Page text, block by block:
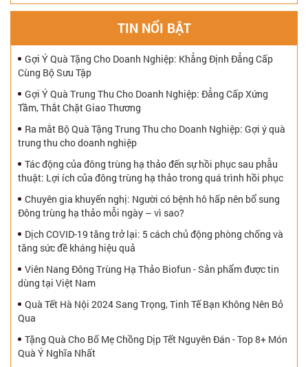
TIN NỔI BẬT
Gợi Ý Quà Tặng Cho Doanh Nghiệp: Khẳng Định Đẳng Cấp
Cùng Bộ Sưu Tập
Gợi Ý Quà Trung Thu Cho Doanh Nghiệp: Đẳng Cấp Xứng
Tầm, Thắt Chặt Giao Thương
Ra mắt Bộ Quà Tặng Trung Thu cho Doanh Nghiệp: Gợi ý quà
trung thu cho doanh nghiệp
Tác động của đông trùng hạ thảo đến sự hồi phục sau phẫu
thuật: Lợi ích của đông trùng hạ thảo trong quá trình hồi phục
Chuyên gia khuyến nghị: Người có bệnh hô hấp nên bổ sung
Đông trùng hạ thảo mỗi ngày – vì sao?
Dịch COVID-19 tăng trở lại: 5 cách chủ động phòng chống và
tăng sức đề kháng hiệu quả
Viên Nang Đông Trùng Hạ Thảo Biofun - Sản phẩm được tin
dùng tại Việt Nam
Quà Tết Hà Nội 2024 Sang Trọng, Tinh Tế Bạn Không Nên Bỏ
Qua
Tặng Quà Cho Bố Mẹ Chồng Dịp Tết Nguyên Đán - Top 8+ Món
Quà Ý Nghĩa Nhất